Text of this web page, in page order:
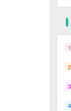
1
2
3
4